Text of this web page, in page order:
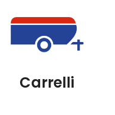
Carrelli